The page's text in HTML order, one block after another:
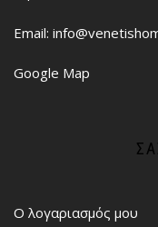
Email:
Google Map
Ο λογαριασμός μου